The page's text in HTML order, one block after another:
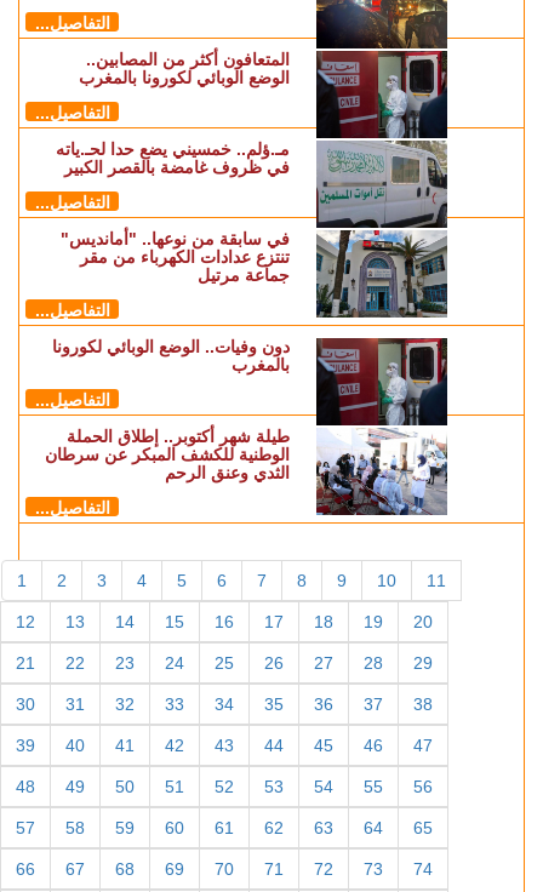
التفاصيل...
المتعافون أكثر من المصابين..
الوضع الوبائي لكورونا بالمغرب
التفاصيل...
مـ.ؤلم.. خمسيني يضع حدا لحـ.ياته
في ظروف غامضة بالقصر الكبير
التفاصيل...
في سابقة من نوعها.. "أمانديس"
تنتزع عدادات الكهرباء من مقر
جماعة مرتيل
التفاصيل...
دون وفيات.. الوضع الوبائي لكورونا
بالمغرب
التفاصيل...
طيلة شهر أكتوبر.. إطلاق الحملة
الوطنية للكشف المبكر عن سرطان
الثدي وعنق الرحم
التفاصيل...
1 2 3 4 5 6 7 8 9 10 11
12 13 14 15 16 17 18 19 20
21 22 23 24 25 26 27 28 29
30 31 32 33 34 35 36 37 38
39 40 41 42 43 44 45 46 47
48 49 50 51 52 53 54 55 56
57 58 59 60 61 62 63 64 65
66 67 68 69 70 71 72 73 74